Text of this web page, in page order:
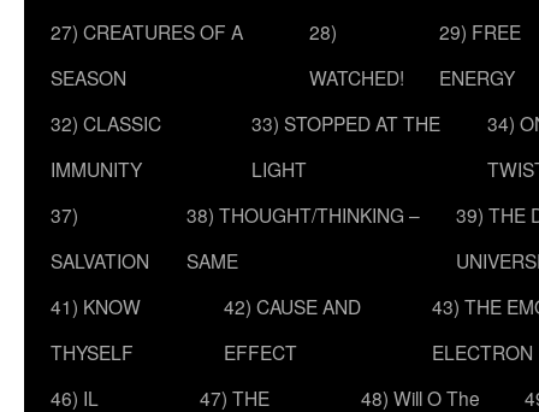
27) CREATURES OF A
SEASON
28)
WATCHED!
29) FREE
ENERGY
32) CLASSIC
IMMUNITY
33) STOPPED AT THE
LIGHT
34)
37)
SALVATION
38) THOUGHT/THINKING –
SAME
39) THE
41) KNOW
THYSELF
42) CAUSE AND
EFFECT
43) THE
ELECTRON
46) IL
47) THE
48) Will O The